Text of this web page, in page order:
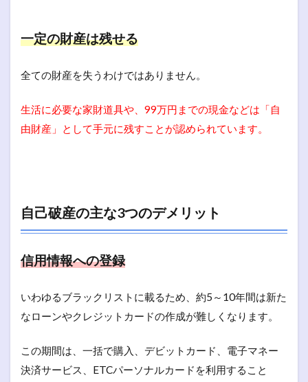
一定の財産は残せる
全ての財産を失うわけではありません。
生活に必要な家財道具や、99万円までの現金などは「自
由財産」として手元に残すことが認められています。
自己破産の主な3つのデメリット
信用情報への登録
いわゆるブラックリストに載るため、約5～10年間は新た
なローンやクレジットカードの作成が難しくなります。
この期間は、一括で購入、デビットカード、電子マネー
決済サービス、ETCパーソナルカードを利用すること